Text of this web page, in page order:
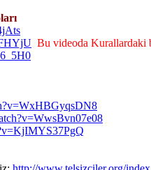
Bu videoda Kurallardaki